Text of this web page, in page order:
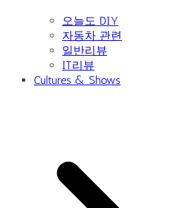
오늘도 DIY
자동차 관련
일반리뷰
IT리뷰
Cultures & Shows